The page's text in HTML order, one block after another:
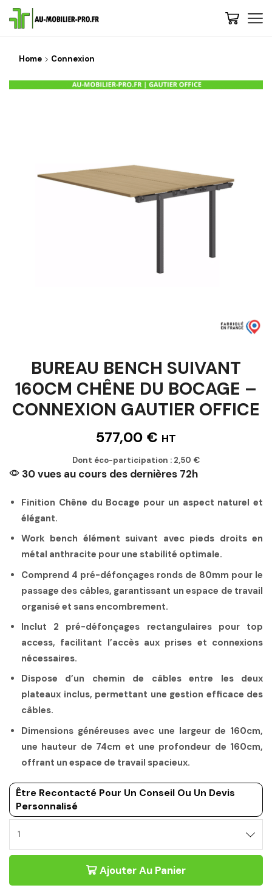
Home Connexion
BUREAU BENCH SUIVANT
160CM CHÊNE DU BOCAGE –
CONNEXION GAUTIER OFFICE
577,00 € HT
Dont éco-participation : 2,50 €
30 vues au cours des dernières 72h
Finition Chêne du Bocage pour un aspect naturel et
élégant.
Work bench élément suivant avec pieds droits en
métal anthracite pour une stabilité optimale.
Comprend 4 pré-défonçages ronds de 80mm pour le
passage des câbles, garantissant un espace de travail
organisé et sans encombrement.
Inclut 2 pré-défonçages rectangulaires pour top
access, facilitant l’accès aux prises et connexions
nécessaires.
Dispose d’un chemin de câbles entre les deux
plateaux inclus, permettant une gestion efficace des
câbles.
Dimensions généreuses avec une largeur de 160cm,
une hauteur de 74cm et une profondeur de 160cm,
offrant un espace de travail spacieux.
Être Recontacté Pour Un Conseil Ou Un Devis
Personnalisé
BENCH
160CM
Ajouter Au Panier